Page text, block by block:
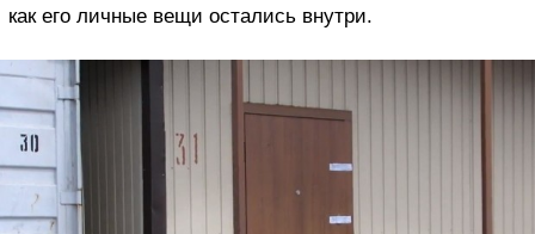
как его личные вещи остались внутри.